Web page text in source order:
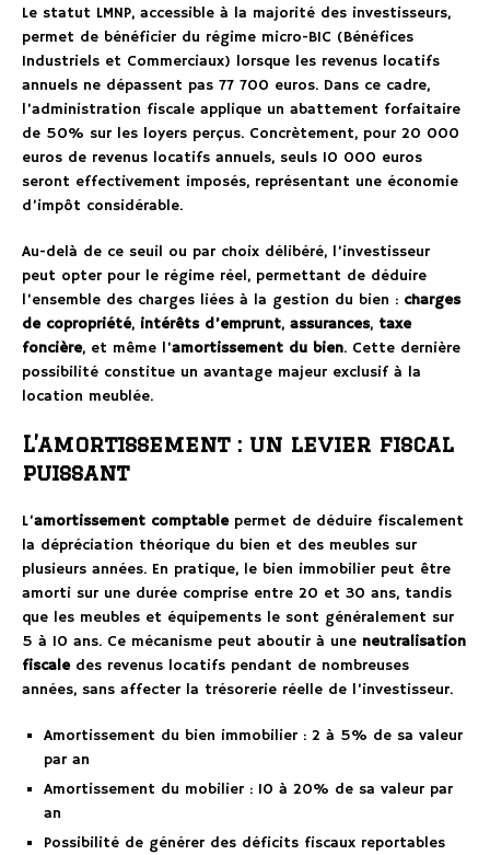
Le statut LMNP, accessible à la majorité des investisseurs,
permet de bénéficier du régime micro-BIC (Bénéfices
Industriels et Commerciaux) lorsque les revenus locatifs
annuels ne dépassent pas 77 700 euros. Dans ce cadre,
l’administration fiscale applique un abattement forfaitaire
de 50% sur les loyers perçus. Concrètement, pour 20 000
euros de revenus locatifs annuels, seuls 10 000 euros
seront effectivement imposés, représentant une économie
d’impôt considérable.
Au-delà de ce seuil ou par choix délibéré, l’investisseur
peut opter pour le régime réel, permettant de déduire
l’ensemble des charges liées à la gestion du bien : charges
de copropriété, intérêts d’emprunt, assurances, taxe
foncière, et même l’amortissement du bien. Cette dernière
possibilité constitue un avantage majeur exclusif à la
location meublée.
L’amortissement : un levier fiscal
puissant
L’amortissement comptablepermet de déduire fiscalement
la dépréciation théorique du bien et des meubles sur
plusieurs années. En pratique, le bien immobilier peut être
amorti sur une durée comprise entre 20 et 30 ans, tandis
que les meubles et équipements le sont généralement sur
5 à 10 ans. Ce mécanisme peut aboutir à une neutralisation
fiscaledes revenus locatifs pendant de nombreuses
années, sans affecter la trésorerie réelle de l’investisseur.
Amortissement du bien immobilier : 2 à 5% de sa valeur
par an
Amortissement du mobilier : 10 à 20% de sa valeur par
an
Possibilité de générer des déficits fiscaux reportables